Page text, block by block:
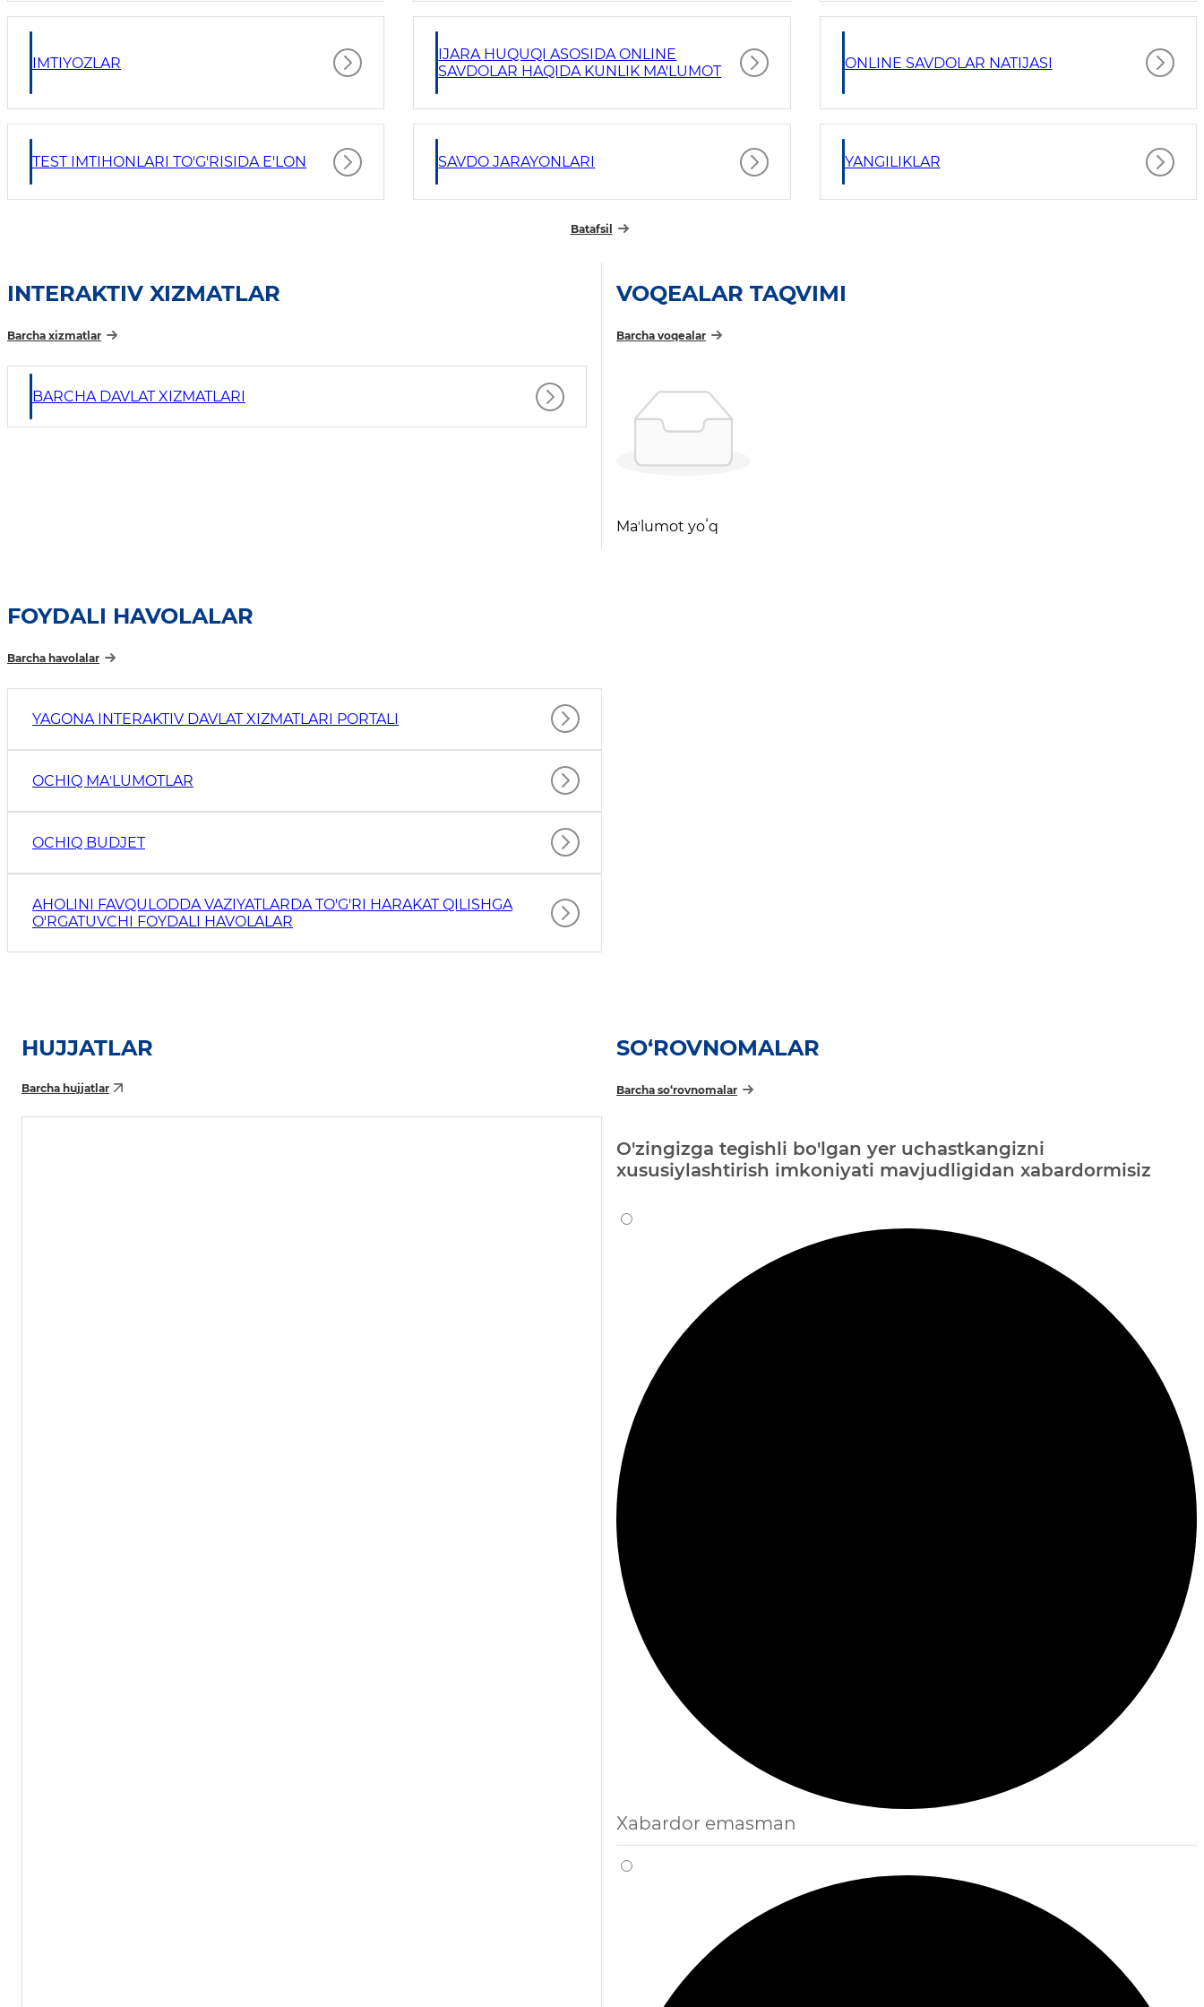
IMTIYOZLAR
IJARA HUQUQI ASOSIDA ONLINE
SAVDOLAR HAQIDA KUNLIK MA'LUMOT
ONLINE SAVDOLAR NATIJASI
TEST IMTIHONLARI TO'G'RISIDA E'LON SAVDO JARAYONLARI YANGILIKLAR
Batafsil
INTERAKTIV XIZMATLAR
Barcha xizmatlar
BARCHA DAVLAT XIZMATLARI
VOQEALAR TAQVIMI
Barcha voqealar
Maʼlumot yoʻq
FOYDALI HAVOLALAR
Barcha havolalar
YAGONA INTERAKTIV DAVLAT XIZMATLARI PORTALI
OCHIQ MAʼLUMOTLAR
OCHIQ BUDJET
AHOLINI FAVQULODDA VAZIYATLARDA TO'G'RI HARAKAT QILISHGA
O'RGATUVCHI FOYDALI HAVOLALAR
HUJJATLAR
Barcha hujjatlar
SO‘ROVNOMALAR
Barcha so‘rovnomalar
O'zingizga tegishli bo'lgan yer uchastkangizni
xususiylashtirish imkoniyati mavjudligidan xabardormisiz
Xabardor emasman